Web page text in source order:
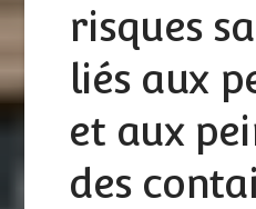
risques
liés aux
et aux
des